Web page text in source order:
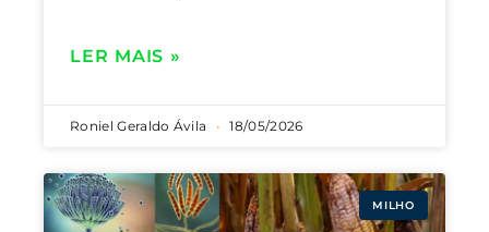
LER MAIS »
Roniel Geraldo Ávila 18/05/2026
MILHO